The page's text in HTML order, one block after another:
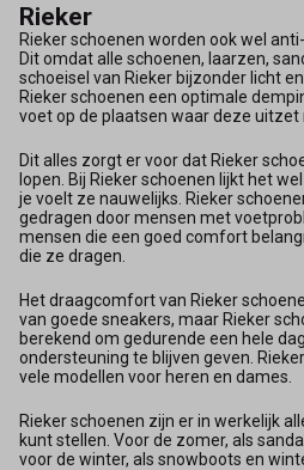
Rieker
Rieker schoenen worden ook wel
Dit omdat alle schoenen, laarzen,
schoeisel van Rieker bijzonder licht
Rieker schoenen een optimale
voet op de plaatsen waar deze uitzet
Dit alles zorgt er voor dat Rieker
lopen. Bij Rieker schoenen lijkt het
je voelt ze nauwelijks. Rieker
gedragen door mensen met
mensen die een goed comfort
die ze dragen.
Het draagcomfort van Rieker
van goede sneakers, maar Rieker
berekend om gedurende een hele
ondersteuning te blijven geven.
vele modellen voor heren en dames.
Rieker schoenen zijn er in werkelijk
kunt stellen. Voor de zomer, als
voor de winter, als snowboots en